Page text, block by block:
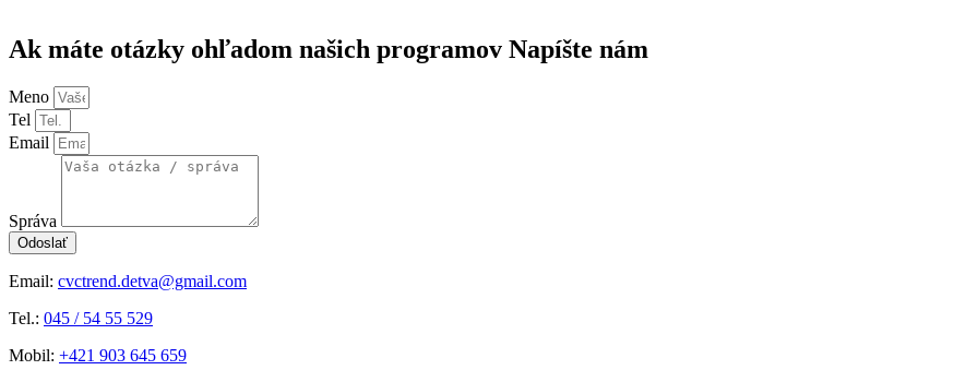
Ak máte otázky ohľadom našich programov Napíšte nám
Meno
Tel
Email
Správa
Odoslať
Email: cvctrend.detva@gmail.com
Tel.: 045 / 54 55 529
Mobil: +421 903 645 659